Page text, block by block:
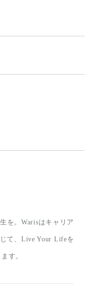
を。Warisはキャリア
て、 Live Your Lifeを
す。